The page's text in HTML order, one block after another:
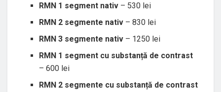
RMN 1 segment nativ – 530 lei
RMN 2 segmente nativ – 830 lei
RMN 3 segmente nativ – 1250 lei
RMN 1 segment cu substanță de contrast
– 600 lei
RMN 2 segmente cu substanță de contrast